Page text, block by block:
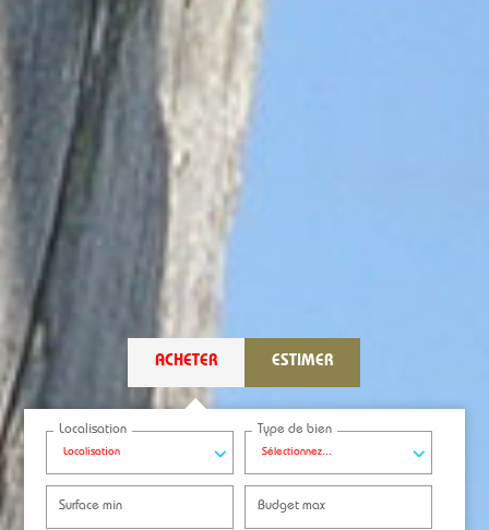
ACHETER ESTIMER
Localisation
Localisation
Sélectionnez...
Type de bien
Surface min Budget max